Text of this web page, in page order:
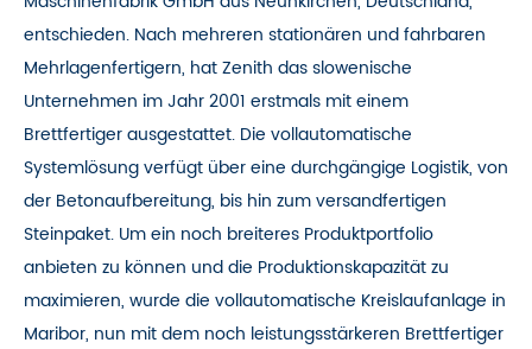
entschieden. Nach mehreren stationären und fahrbaren
Mehrlagenfertigern, hat Zenith das slowenische
Unternehmen im Jahr 2001 erstmals mit einem
Brettfertiger ausgestattet. Die vollautomatische
Systemlösung verfügt über eine durchgängige Logistik, von
der Betonaufbereitung, bis hin zum versandfertigen
Steinpaket. Um ein noch breiteres Produktportfolio
anbieten zu können und die Produktionskapazität zu
maximieren, wurde die vollautomatische Kreislaufanlage in
Maribor, nun mit dem noch leistungsstärkeren Brettfertiger